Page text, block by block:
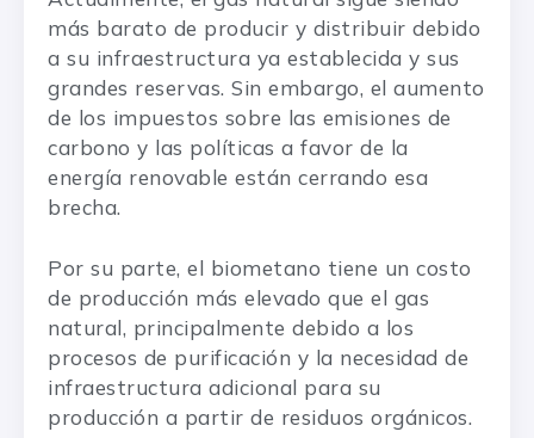
más barato de producir y distribuir debido
a su infraestructura ya establecida y sus
grandes reservas. Sin embargo, el aumento
de los impuestos sobre las emisiones de
carbono y las políticas a favor de la
energía renovable están cerrando esa
brecha.
Por su parte, el biometano tiene un costo
de producción más elevado que el gas
natural, principalmente debido a los
procesos de purificación y la necesidad de
infraestructura adicional para su
producción a partir de residuos orgánicos.